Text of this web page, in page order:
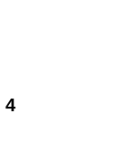
4
おしゃれに見